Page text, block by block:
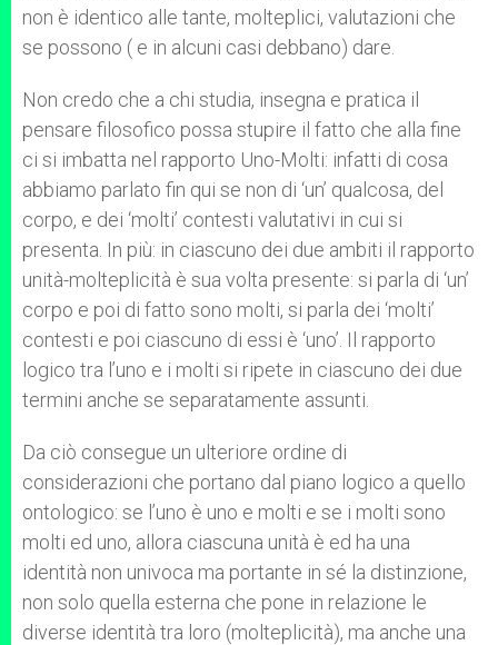
non è identico alle tante, molteplici, valutazioni che
se possono ( e in alcuni casi debbano) dare.
Non credo che a chi studia, insegna e pratica il
pensare filosofico possa stupire il fatto che alla fine
ci si imbatta nel rapporto Uno-Molti: infatti di cosa
abbiamo parlato fin qui se non di ‘un’ qualcosa, del
corpo, e dei ‘molti’ contesti valutativi in cui si
presenta. In più: in ciascuno dei due ambiti il rapporto
unità-molteplicità è sua volta presente: si parla di ‘un’
corpo e poi di fatto sono molti, si parla dei ‘molti’
contesti e poi ciascuno di essi è ‘uno’. Il rapporto
logico tra l’uno e i molti si ripete in ciascuno dei due
termini anche se separatamente assunti.
Da ciò consegue un ulteriore ordine di
considerazioni che portano dal piano logico a quello
ontologico: se l’uno è uno e molti e se i molti sono
molti ed uno, allora ciascuna unità è ed ha una
identità non univoca ma portante in sé la distinzione,
non solo quella esterna che pone in relazione le
diverse identità tra loro (molteplicità), ma anche una